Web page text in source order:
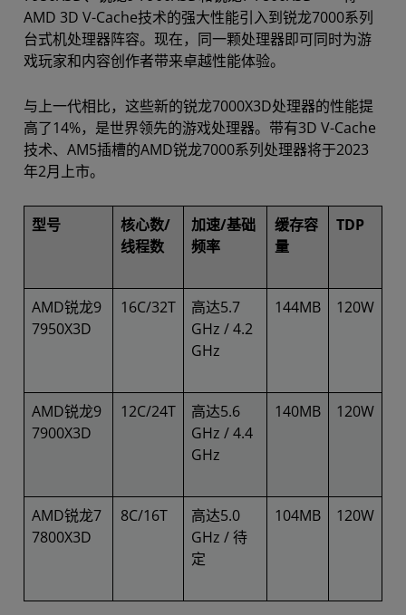
AMD 3D V-Cache技术的强大性能引入到锐龙7000系列
台式机处理器阵容。现在，同一颗处理器即可同时为游
戏玩家和内容创作者带来卓越性能体验。
与上一代相比，这些新的锐龙7000X3D处理器的性能提
高了14%，是世界领先的游戏处理器。带有3D V-Cache
技术、AM5插槽的AMD锐龙7000系列处理器将于2023
年2月上市。
型号
核心数/
线程数
加速/基础
频率
缓存容
量
TDP
AMD锐龙9
7950X3D
16C/32T
高达5.7
GHz / 4.2
GHz
144MB 120W
AMD锐龙9
7900X3D
12C/24T
高达5.6
GHz / 4.4
GHz
140MB 120W
AMD锐龙7
7800X3D
8C/16T
高达5.0
GHz / 待
定
104MB 120W